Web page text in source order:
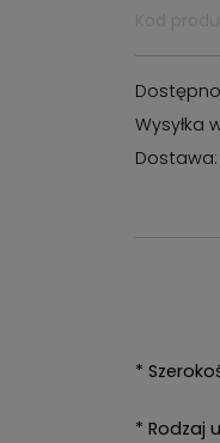
Wysyłka
Dostawa:
*
* Rodzaj